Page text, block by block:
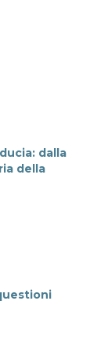
dalla
della